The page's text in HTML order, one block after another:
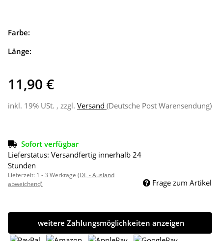
Farbe:
Länge:
11,90 €
inkl. 19% USt. , zzgl. Versand (Deutsche Post Warensendung)
Sofort verfügbar
Lieferstatus: Versandfertig innerhalb 24
Stunden
Lieferzeit: 1 - 3 Werktage (DE - Ausland
abweichend)
Frage zum Artikel
weitere Zahlungsmöglichkeiten anzeigen